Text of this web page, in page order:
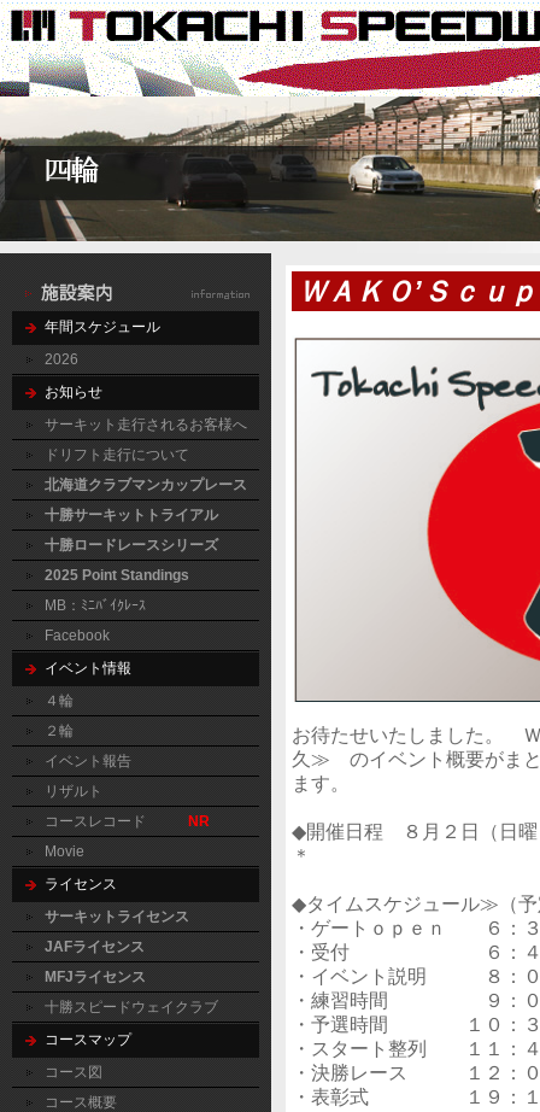
年間スケジュール
2026
お知らせ
サーキット走行されるお客様へ
ドリフト走行について
北海道クラブマンカップレース
十勝サーキットトライアル
十勝ロードレースシリーズ
2025 Point Standings
MB：ﾐﾆﾊﾞｲｸﾚｰｽ
Facebook
イベント情報
４輪
２輪
イベント報告
リザルト
コースレコード
NR
Movie
ライセンス
サーキットライセンス
JAFライセンス
MFJライセンス
十勝スピードウェイクラブ
コースマップ
コース図
コース概要
ＷＡＫＯ’Ｓｃｕ
お待たせいたしました。
久≫ のイベント概要がまと
ます。
◆開催日程 ８月２日（日
＊
◆タイムスケジュール≫（予
・ゲートｏｐｅｎ ６：
・受付 ６：４５
・イベント説明 ８：
・練習時間 ９：００
・予選時間 １０：３
・スタート整列 １１：４
・決勝レース １２：０
・表彰式 １９：１